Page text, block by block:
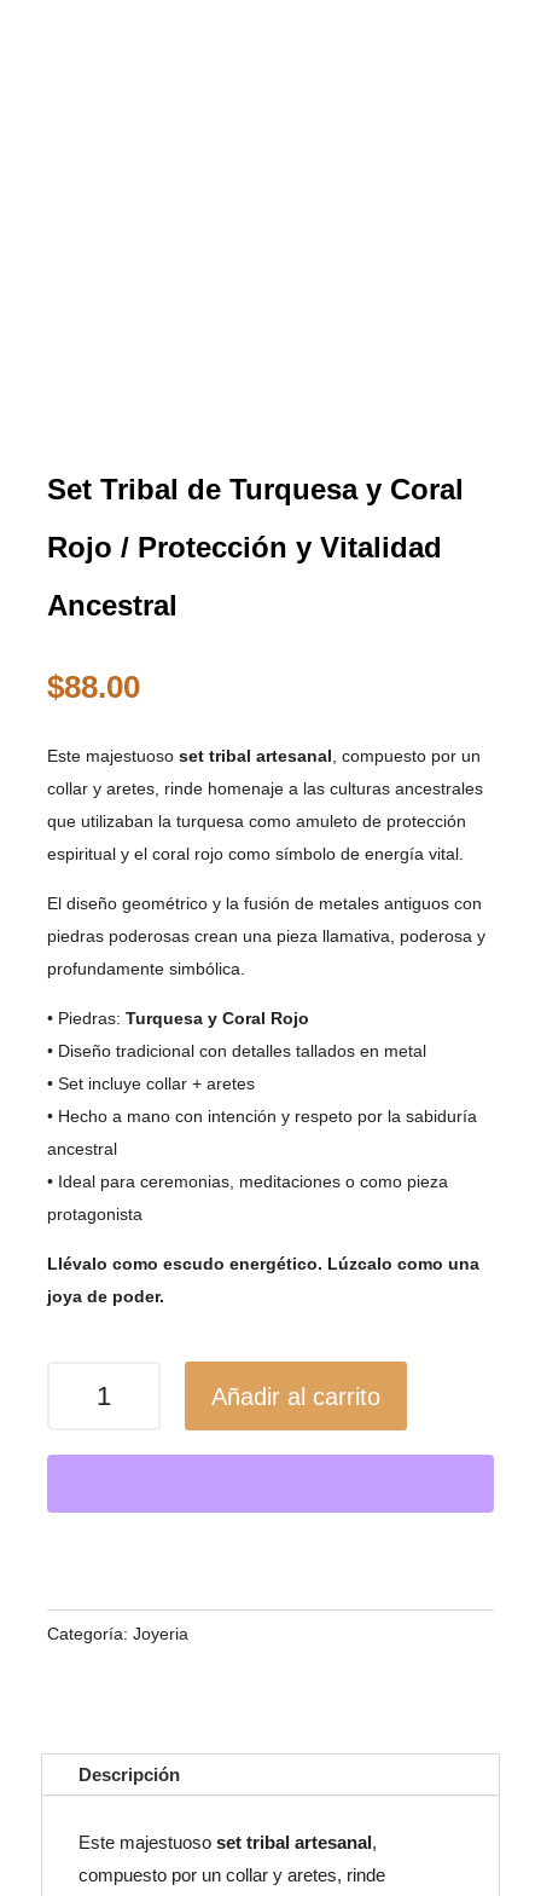
Set Tribal de Turquesa y Coral
Rojo / Protección y Vitalidad
Ancestral
$88.00
Este majestuoso set tribal artesanal, compuesto por un
collar y aretes, rinde homenaje a las culturas ancestrales
que utilizaban la turquesa como amuleto de protección
espiritual y el coral rojo como símbolo de energía vital.
El diseño geométrico y la fusión de metales antiguos con
piedras poderosas crean una pieza llamativa, poderosa y
profundamente simbólica.
• Piedras: Turquesa y Coral Rojo
• Diseño tradicional con detalles tallados en metal
• Set incluye collar + aretes
• Hecho a mano con intención y respeto por la sabiduría
ancestral
• Ideal para ceremonias, meditaciones o como pieza
protagonista
Llévalo como escudo energético. Lúzcalo como una
joya de poder.
y
/
Protección
cantidad
Añadir al carrito
Categoría: Joyeria
Descripción
Este majestuoso set tribal artesanal,
compuesto por un collar y aretes, rinde